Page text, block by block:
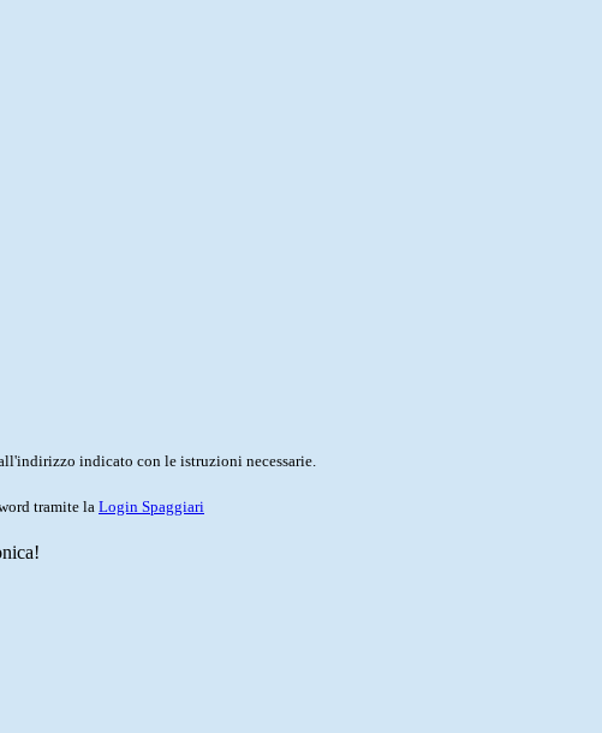
indicato con le istruzioni necessarie.
tramite la Login Spaggiari